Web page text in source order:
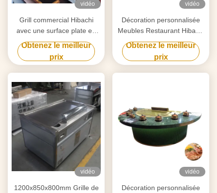
vidéo
Grill commercial Hibachi
avec une surface plate en
acier allié personnalisé
Obtenez le meilleur
prix
vidéo
Décoration personnalisée
Meubles Restaurant Hibachi
Grill Plage de température
Obtenez le meilleur
prix
vidéo
1200x850x800mm Grille de
vidéo
Décoration personnalisée